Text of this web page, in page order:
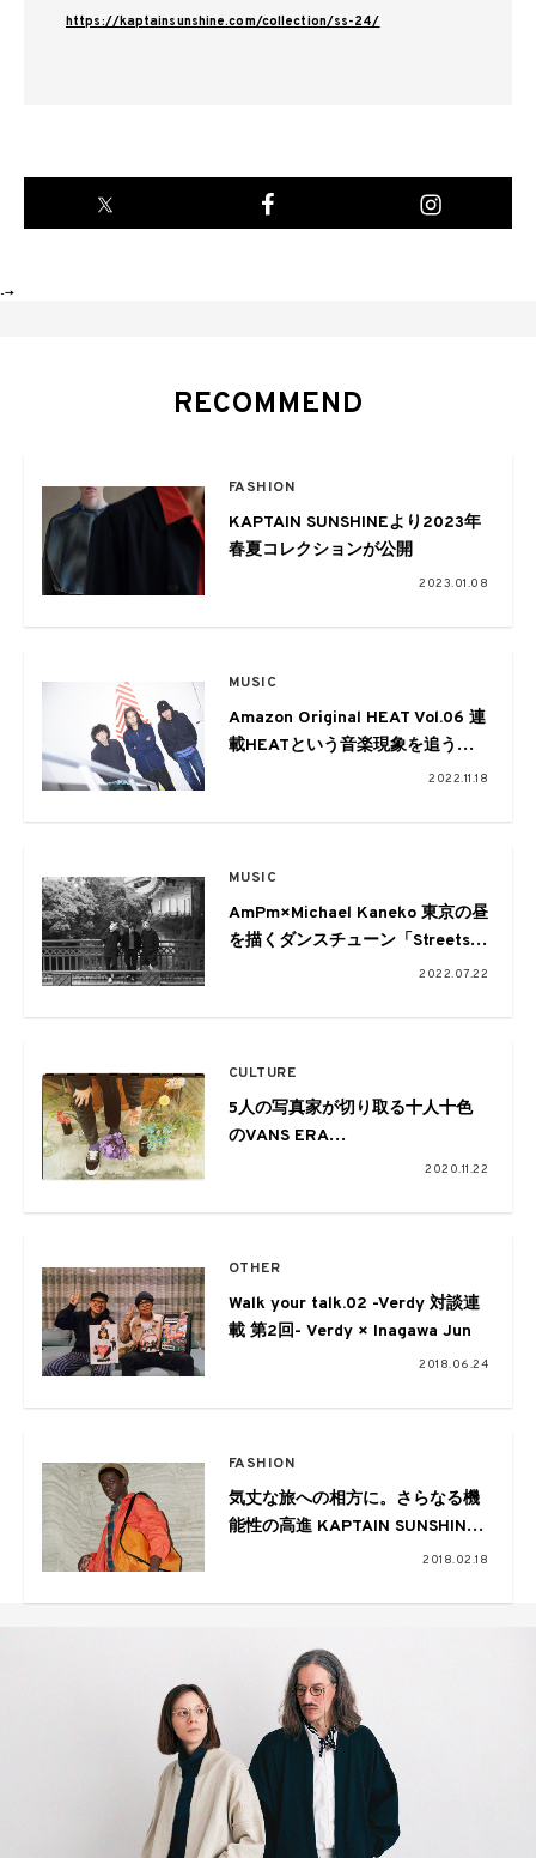
https://kaptainsunshine.com/collection/ss-24/
-->
RECOMMEND
FASHION
KAPTAIN SUNSHINEより2023年
春夏コレクションが公開
2023.01.08
MUSIC
Amazon Original HEAT Vol.06 連
載HEATという音楽現象を追う：
2022.11.18
MUSIC
AmPm×Michael Kaneko 東京の昼
を描くダンスチューン「Streets
2022.07.22
CULTURE
5人の写真家が切り取る十人十色
のVANS ERA
2020.11.22
OTHER
Walk your talk.02 -Verdy 対談連
載 第2回- Verdy × Inagawa Jun
2018.06.24
FASHION
気丈な旅への相方に。さらなる機
能性の高進 KAPTAIN SUNSHINE
2018.02.18